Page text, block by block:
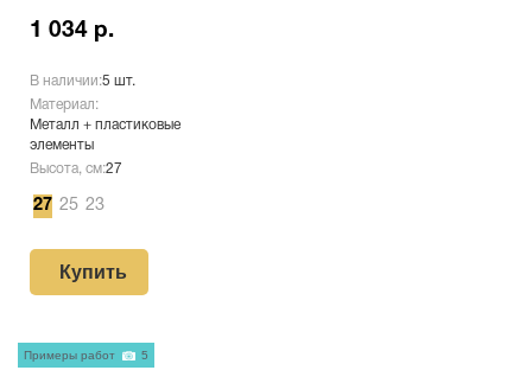
1 034 р.
В наличии:5 шт.
Материал:
Металл + пластиковые
элементы
Высота, см:27
27 25 23
Купить
Примеры работ 5